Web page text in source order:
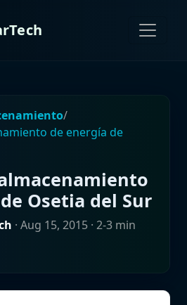
/
de energía de
Osetia del Sur
· Aug 15, 2015 · 2-3 min